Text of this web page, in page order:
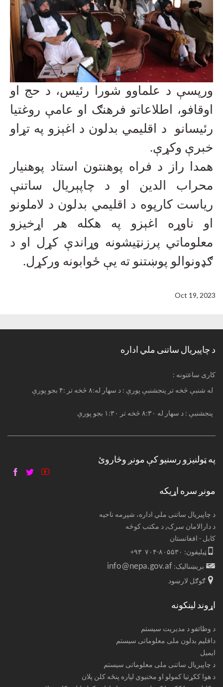
ورپسې د علماوو شورا رئیس، د حج او
اوقافو، اطلاعاتو فرهنګ او عامې روغتیا
رئیسانو د اقلیمي بدلون د اغېزو په تړاو
خبرې وکړې.
همدا راز د فراه پوهنتون استاد پوهنیار
محراب الدین او د چاپېریال ساتنې
ریاست کارپوه د اقلیمي بدلون د لاملونو
او ناوړه اغېزو په هکله هر اړخیزو
معلوماتي پرزنټیشونه وړاندې کړل او د
ګډونوالو پوښتنو ته یې ځوابونه ورکړل.
Oct 19, 2023
د چاپیریال ساتنی ملي اداره
: کاری ساعتونه
له شنبې څخه تر پنجشنبې پورې : د سهار له:۸ څخه تر :۴ بجو پورې
پنجشنبې : د سهار له ۸:۳۰ څخه تر ۱:۳۰ بجو پورې
په ټولنیزو رسنیو کې مونږ وڅاروئ
مونږ سره اړیکه
د چاپیریال ساتنی ملي اداره، شپږمه ناحیه
د دارالامان سرک٫ د مکتب کوڅه
کابل - افغانستان
ټیلیفون: ۸۰۵۵۳۰-۷۰۴ ۹۳+
بریښنالیک: info@nepa.gov.af
ګوګل لارښود
اړوند لینکونه
د وظائفو د مدیریت سیستم
داقلیم بدلون ملی معلوماتی سیستم
ایمیل
د چاپیریال ساتنی ملی معلوماتی سیستم
د هوا ککړتیا کمولو او مخنیوي لپاره پنځه کلن پلان